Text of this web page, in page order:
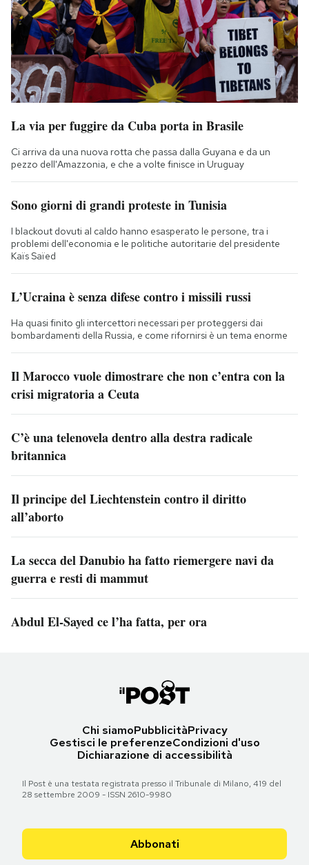
La via per fuggire da Cuba porta in Brasile
Ci arriva da una nuova rotta che passa dalla Guyana e da un
pezzo dell'Amazzonia, e che a volte finisce in Uruguay
Sono giorni di grandi proteste in Tunisia
I blackout dovuti al caldo hanno esasperato le persone, tra i
problemi dell'economia e le politiche autoritarie del presidente
Kaïs Saïed
L’Ucraina è senza difese contro i missili russi
Ha quasi finito gli intercettori necessari per proteggersi dai
bombardamenti della Russia, e come rifornirsi è un tema enorme
Il Marocco vuole dimostrare che non c’entra con la
crisi migratoria a Ceuta
C’è una telenovela dentro alla destra radicale
britannica
Il principe del Liechtenstein contro il diritto
all’aborto
La secca del Danubio ha fatto riemergere navi da
guerra e resti di mammut
Abdul El-Sayed ce l’ha fatta, per ora
Chi siamoPubblicitàPrivacy
Gestisci le preferenzeCondizioni d'uso
Dichiarazione di accessibilità
Il Post è una testata registrata presso il Tribunale di Milano, 419 del
28 settembre 2009 - ISSN 2610-9980
Abbonati